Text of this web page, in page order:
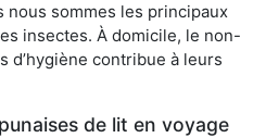
nous sommes les principaux
insectes. À domicile, le non-
d’hygiène contribue à leurs
de lit en voyage